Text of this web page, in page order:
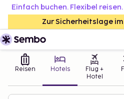
Einfach buchen. Flexibel
Zur Sicherheitslage
Reisen Hotels
Flug +
Hotel